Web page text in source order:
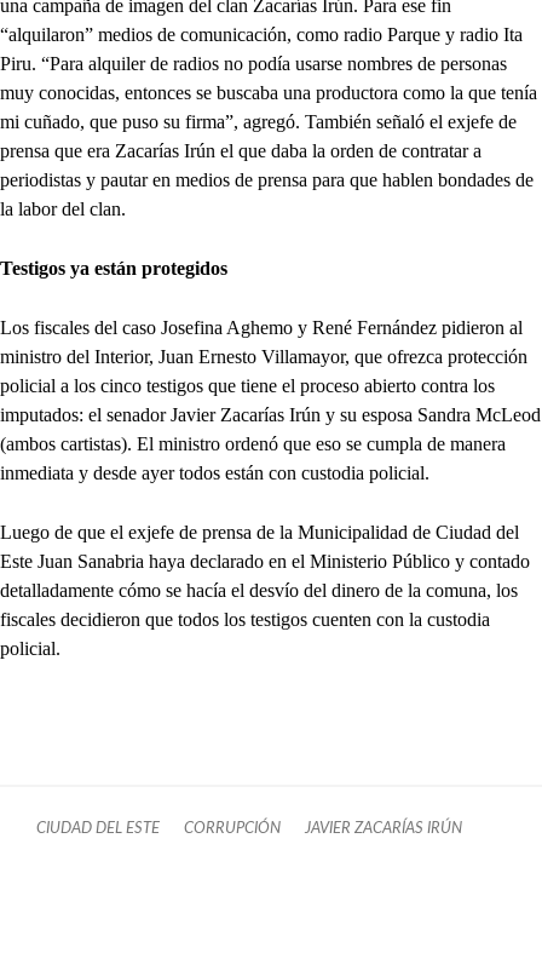
una campaña de imagen del clan Zacarías Irún. Para ese fin
“alquilaron” medios de comunicación, como radio Parque y radio Ita
Piru. “Para alquiler de radios no podía usarse nombres de personas
muy conocidas, entonces se buscaba una productora como la que tenía
mi cuñado, que puso su firma”, agregó. También señaló el exjefe de
prensa que era Zacarías Irún el que daba la orden de contratar a
periodistas y pautar en medios de prensa para que hablen bondades de
la labor del clan.
Testigos ya están protegidos
Los fiscales del caso Josefina Aghemo y René Fernández pidieron al
ministro del Interior, Juan Ernesto Villamayor, que ofrezca protección
policial a los cinco testigos que tiene el proceso abierto contra los
imputados: el senador Javier Zacarías Irún y su esposa Sandra McLeod
(ambos cartistas). El ministro ordenó que eso se cumpla de manera
inmediata y desde ayer todos están con custodia policial.
Luego de que el exjefe de prensa de la Municipalidad de Ciudad del
Este Juan Sanabria haya declarado en el Ministerio Público y contado
detalladamente cómo se hacía el desvío del dinero de la comuna, los
fiscales decidieron que todos los testigos cuenten con la custodia
policial.
CIUDAD DEL ESTE CORRUPCIÓN JAVIER ZACARÍAS IRÚN